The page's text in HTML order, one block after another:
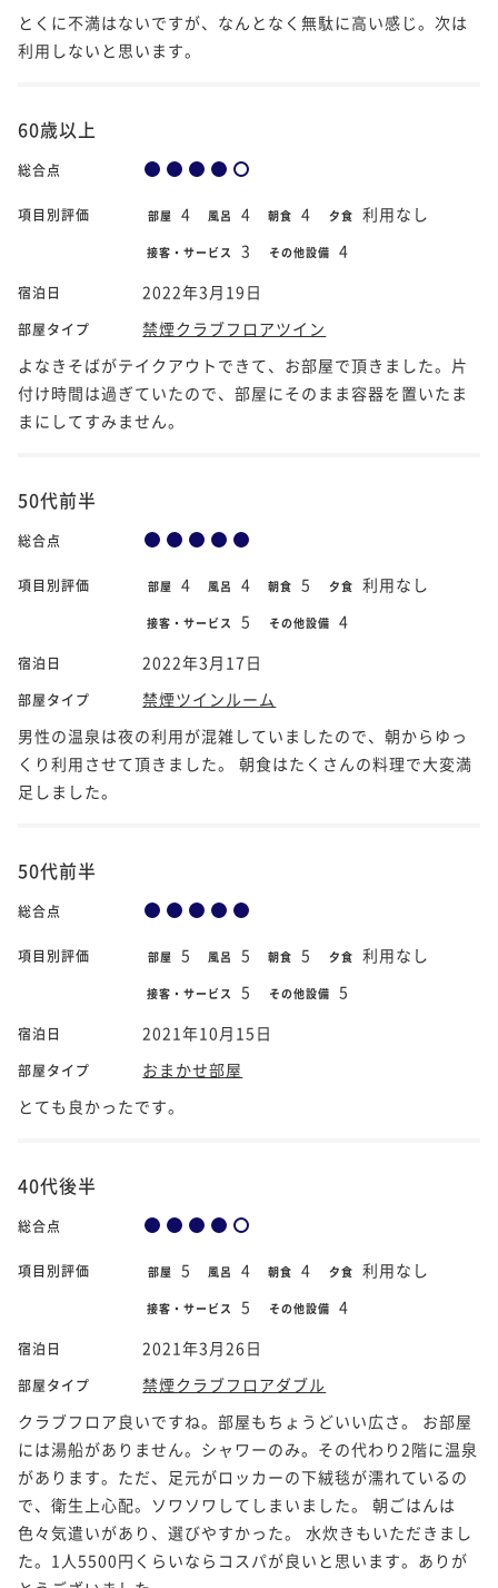
とくに不満はないですが、なんとなく無駄に高い感じ。次は
利用しないと思います。
60歳以上
総合点
項目別評価 部屋 4 風呂 4 朝食 4 夕食 利用なし
接客・サービス 3 その他設備 4
宿泊日 2022年3月19日
部屋タイプ
禁煙クラブフロアツイン
よなきそばがテイクアウトできて、お部屋で頂きました。片
付け時間は過ぎていたので、部屋にそのまま容器を置いたま
まにしてすみません。
50代前半
総合点
項目別評価 部屋 4 風呂 4 朝食 5 夕食 利用なし
接客・サービス 5 その他設備 4
宿泊日 2022年3月17日
部屋タイプ
禁煙ツインルーム
男性の温泉は夜の利用が混雑していましたので、朝からゆっ
くり利用させて頂きました。 朝食はたくさんの料理で大変満
足しました。
50代前半
総合点
項目別評価 部屋 5 風呂 5 朝食 5 夕食 利用なし
接客・サービス 5 その他設備 5
宿泊日 2021年10月15日
部屋タイプ
おまかせ部屋
とても良かったです。
40代後半
総合点
項目別評価 部屋 5 風呂 4 朝食 4 夕食 利用なし
接客・サービス 5 その他設備 4
宿泊日 2021年3月26日
部屋タイプ
禁煙クラブフロアダブル
クラブフロア良いですね。部屋もちょうどいい広さ。 お部屋
には湯船がありません。シャワーのみ。その代わり2階に温泉
があります。ただ、足元がロッカーの下絨毯が濡れているの
で、衛生上心配。ソワソワしてしまいました。 朝ごはんは
色々気遣いがあり、選びやすかった。 水炊きもいただきまし
た。1人5500円くらいならコスパが良いと思います。ありが